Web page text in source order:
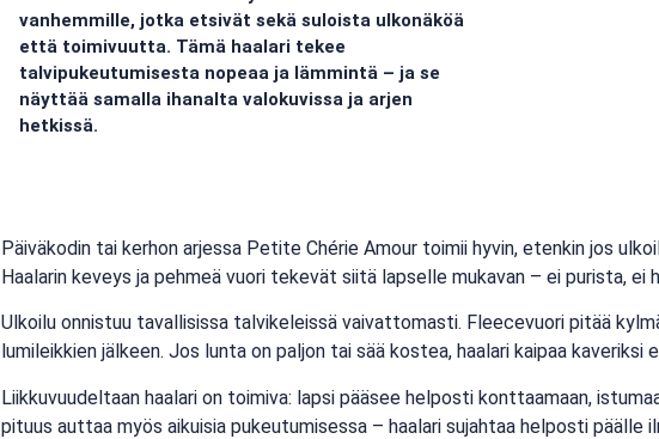
vanhemmille, jotka etsivät sekä suloista ulkonäköä
että toimivuutta. Tämä haalari tekee
talvipukeutumisesta nopeaa ja lämmintä – ja se
näyttää samalla ihanalta valokuvissa ja arjen
hetkissä.
Päiväkodin tai kerhon arjessa Petite Chérie Amour toimii hyvin, etenkin jos
Haalarin keveys ja pehmeä vuori tekevät siitä lapselle mukavan – ei purista, ei
Ulkoilu onnistuu tavallisissa talvikeleissä vaivattomasti. Fleecevuori pitää
lumileikkien jälkeen. Jos lunta on paljon tai sää kostea, haalari kaipaa kaveriksi
Liikkuvuudeltaan haalari on toimiva: lapsi pääsee helposti konttaamaan,
pituus auttaa myös aikuisia pukeutumisessa – haalari sujahtaa helposti päälle